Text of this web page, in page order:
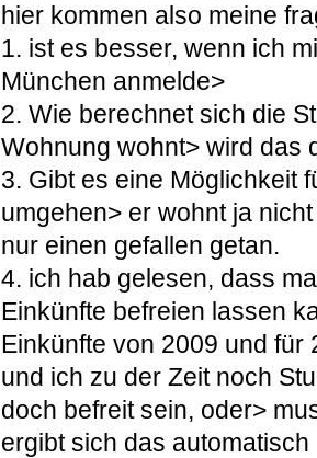
hier kommen also meine
1. ist es besser, wenn ich
München anmelde>
2. Wie berechnet sich die
Wohnung wohnt> wird das
3. Gibt es eine Möglichkeit
umgehen> er wohnt ja
nur einen gefallen getan.
4. ich hab gelesen, dass
Einkünfte befreien lassen
Einkünfte von 2009 und
und ich zu der Zeit noch
doch befreit sein, oder>
ergibt sich das